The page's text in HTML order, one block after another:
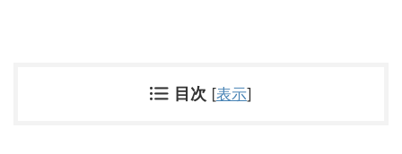
目次 [表示]